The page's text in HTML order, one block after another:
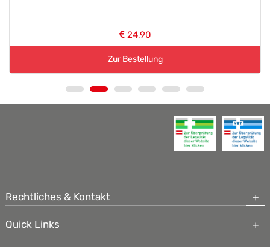
24,90
Zur Bestellung
Rechtliches & Kontakt
Quick Links